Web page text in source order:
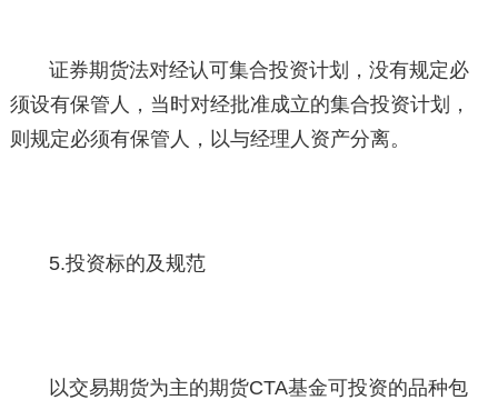
证券期货法对经认可集合投资计划，没有规定必
须设有保管人，当时对经批准成立的集合投资计划，
则规定必须有保管人，以与经理人资产分离。
5.投资标的及规范
以交易期货为主的期货CTA基金可投资的品种包